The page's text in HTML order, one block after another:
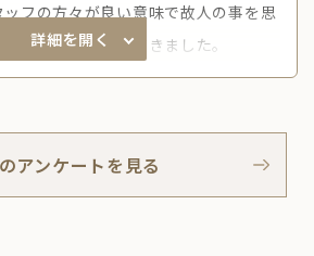
フの方々が良い意味で故人の事を思
葬儀にしていただきました。
詳細を開く
アンケートを見る